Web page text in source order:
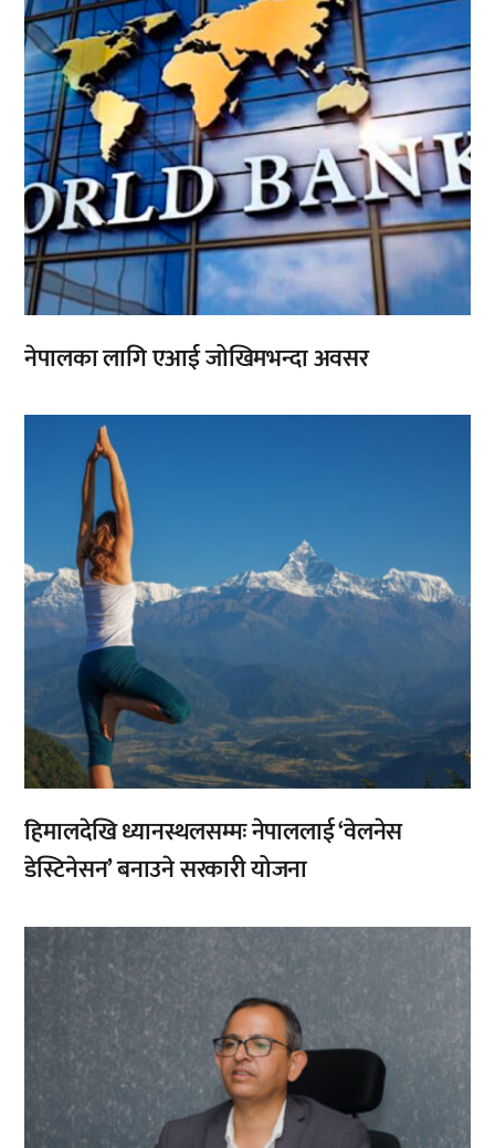
नेपालका लागि एआई जोखिमभन्दा अवसर
हिमालदेखि ध्यानस्थलसम्मः नेपाललाई ‘वेलनेस
डेस्टिनेसन’ बनाउने सरकारी योजना